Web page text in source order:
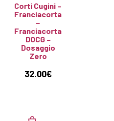
Corti Cugini –
Franciacorta
–
Franciacorta
DOCG –
Dosaggio
Zero
32.00€